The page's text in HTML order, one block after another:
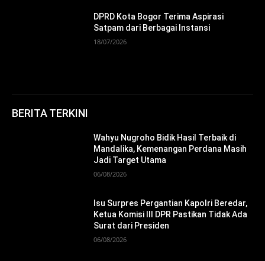
DPRD Kota Bogor Terima Aspirasi
Satpam dari Berbagai Instansi
18/07/2026
BERITA TERKINI
Wahyu Nugroho Bidik Hasil Terbaik di
Mandalika, Kemenangan Perdana Masih
Jadi Target Utama
06/08/2026
Isu Surpres Pergantian Kapolri Beredar,
Ketua Komisi III DPR Pastikan Tidak Ada
Surat dari Presiden
06/08/2026